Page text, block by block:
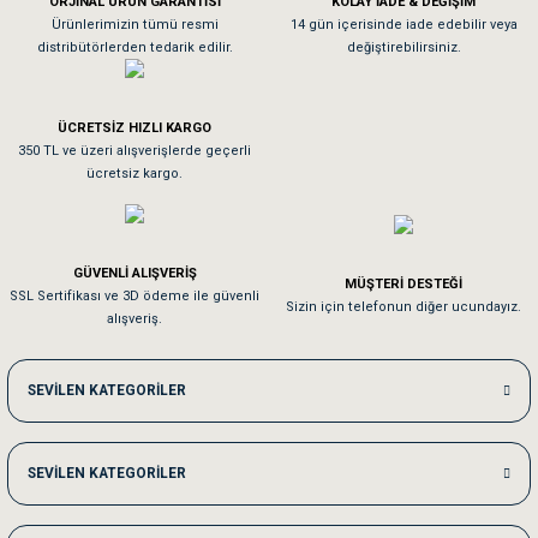
As**** Tu******
Tavşanım kafesinin kalitesine ve paketlemesine bayıldım
Sa**** On******
Kedilerim beğeniyorlar. Memnunuz. Uygun fiyatta olması iyi.
Me***** Ya******
Akşam verdiğim sipariş bir sonraki gün elime ulaştı. Jack russell köpeğim
Ka***** Ar******
Ürünlerimizin tümü resmi
distribütörlerden tedarik edilir.
14 gün içerisinde iade edebilir veya
değiştirebilirsiniz.
ÜCRETSİZ HIZLI KARGO
350 TL ve üzeri alışverişlerde geçerli
ücretsiz kargo.
GÜVENLİ ALIŞVERİŞ
SSL Sertifikası ve 3D ödeme ile güvenli
alışveriş.
MÜŞTERİ DESTEĞİ
Sizin için telefonun diğer ucundayız.
SEVİLEN KATEGORİLER
SEVİLEN KATEGORİLER